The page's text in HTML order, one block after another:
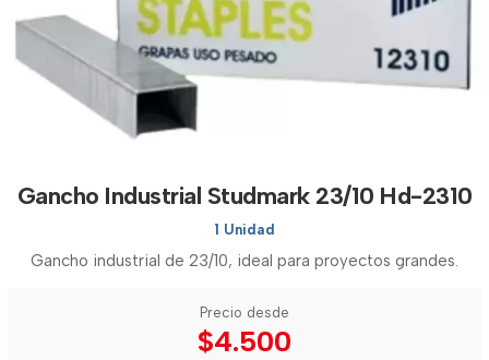
Gancho Industrial Studmark 23/10 Hd-2310
1 Unidad
Gancho industrial de 23/10, ideal para proyectos grandes.
Precio desde
$4.500